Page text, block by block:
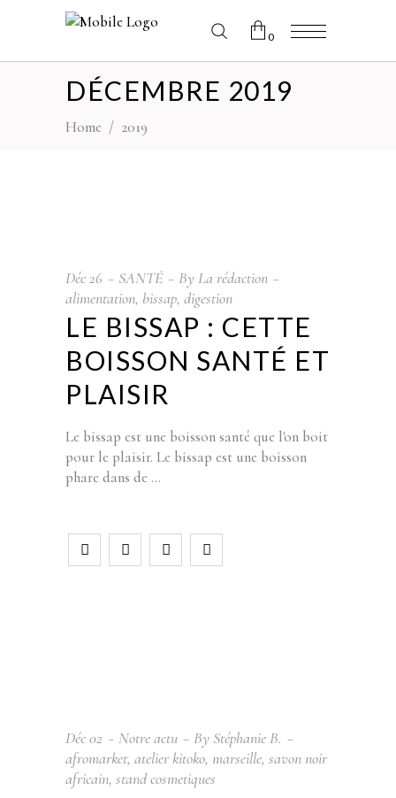
0
No products in the cart.
DÉCEMBRE 2019
Home / 2019
Déc26 SANTÉ By La rédaction
alimentation, bissap, digestion
LE BISSAP : CETTE
BOISSON SANTÉ ET
PLAISIR
Le bissap est une boisson santé que l'on boit
pour le plaisir. Le bissap est une boisson
phare dans de
Déc02 Notre actu By Stéphanie B.
afromarket, atelier kitoko, marseille, savon noir
africain, stand cosmetiques